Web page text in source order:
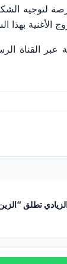
لتوجيه
الأغنية بهذا
عبر القناة
تطلق